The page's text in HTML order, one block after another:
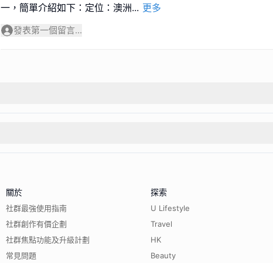
一，簡單介紹如下：定位：澳洲... 更多
發表第一個留言...
關於
社群最強使用指南
社群創作有價企劃
社群焦點功能及升級計劃
常見問題
探索
U Lifestyle
Travel
HK
Beauty